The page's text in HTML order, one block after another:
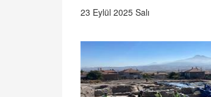
23 Eylül 2025 Salı